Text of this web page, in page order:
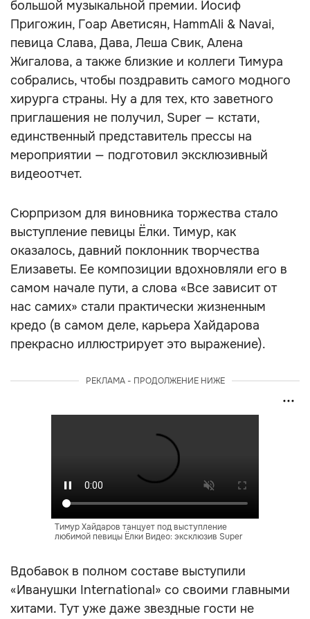
большой музыкальной премии. Иосиф
Пригожин, Гоар Аветисян, HammAli & Navai,
певица Слава, Дава, Леша Свик, Алена
Жигалова, а также близкие и коллеги Тимура
собрались, чтобы поздравить самого модного
хирурга страны. Ну а для тех, кто заветного
приглашения не получил, Super — кстати,
единственный представитель прессы на
мероприятии — подготовил эксклюзивный
видеоотчет.
Сюрпризом для виновника торжества стало
выступление певицы Ёлки. Тимур, как
оказалось, давний поклонник творчества
Елизаветы. Ее композиции вдохновляли его в
самом начале пути, а слова «Все зависит от
нас самих» стали практически жизненным
кредо (в самом деле, карьера Хайдарова
прекрасно иллюстрирует это выражение).
РЕКЛАМА - ПРОДОЛЖЕНИЕ НИЖЕ
Тимур Хайдаров танцует под выступление
любимой певицы Ёлки Видео: эксклюзив Super
Вдобавок в полном составе выступили
«Иванушки International» со своими главными
хитами. Тут уже даже звездные гости не